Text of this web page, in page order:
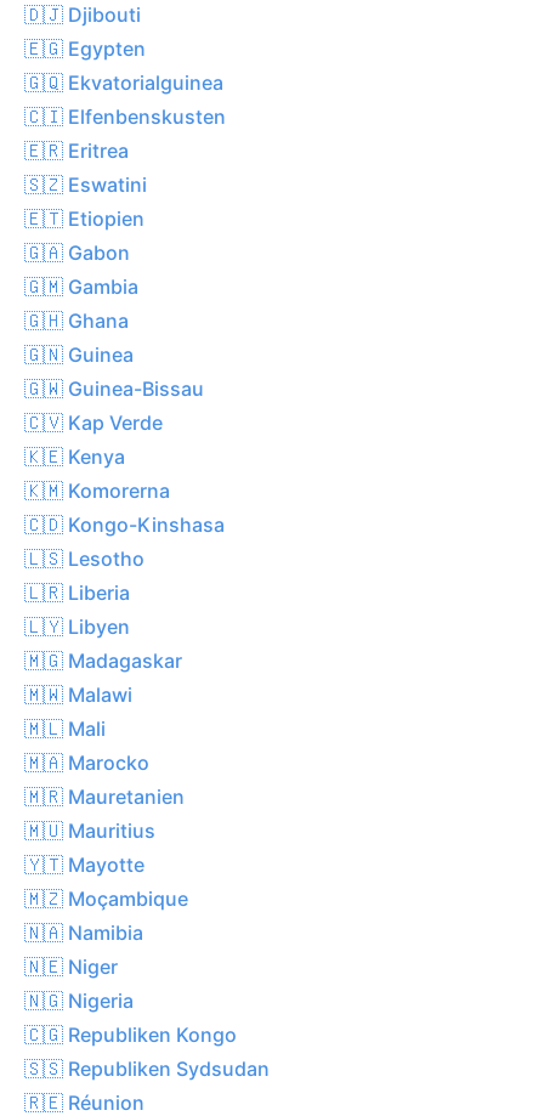
🇩🇯 Djibouti
🇪🇬 Egypten
🇬🇶 Ekvatorialguinea
🇨🇮 Elfenbenskusten
🇪🇷 Eritrea
🇸🇿 Eswatini
🇪🇹 Etiopien
🇬🇦 Gabon
🇬🇲 Gambia
🇬🇭 Ghana
🇬🇳 Guinea
🇬🇼 Guinea-Bissau
🇨🇻 Kap Verde
🇰🇪 Kenya
🇰🇲 Komorerna
🇨🇩 Kongo-Kinshasa
🇱🇸 Lesotho
🇱🇷 Liberia
🇱🇾 Libyen
🇲🇬 Madagaskar
🇲🇼 Malawi
🇲🇱 Mali
🇲🇦 Marocko
🇲🇷 Mauretanien
🇲🇺 Mauritius
🇾🇹 Mayotte
🇲🇿 Moçambique
🇳🇦 Namibia
🇳🇪 Niger
🇳🇬 Nigeria
🇨🇬 Republiken Kongo
🇸🇸 Republiken Sydsudan
🇷🇪 Réunion